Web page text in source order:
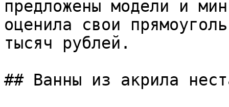
предложены модели и
оценила свои
тысяч рублей.
## Ванны из акрила